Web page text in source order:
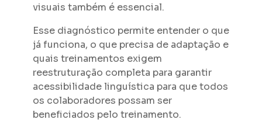
visuais também é essencial.
Esse diagnóstico permite entender o que
já funciona, o que precisa de adaptação e
quais treinamentos exigem
reestruturação completa para garantir
acessibilidade linguística para que todos
os colaboradores possam ser
beneficiados pelo treinamento.